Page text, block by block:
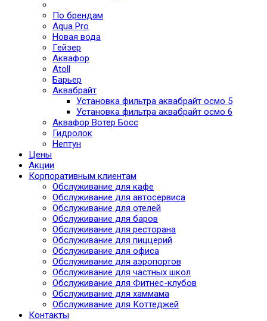
По брендам
Aqua Pro
Новая вода
Гейзер
Аквафор
Atoll
Барьер
Аквабрайт
Установка фильтра аквабрайт осмо 5
Установка фильтра аквабрайт осмо 6
Аквафор Вотер Босс
Гидролок
Нептун
Цены
Акции
Корпоративным клиентам
Обслуживание для кафе
Обслуживание для автосервиса
Обслуживание для отелей
Обслуживание для баров
Обслуживание для ресторана
Обслуживание для пиццерий
Обслуживание для офиса
Обслуживание для аэропортов
Обслуживание для частных школ
Обслуживание для Фитнес-клубов
Обслуживание для хаммама
Обслуживание для Коттеджей
Контакты